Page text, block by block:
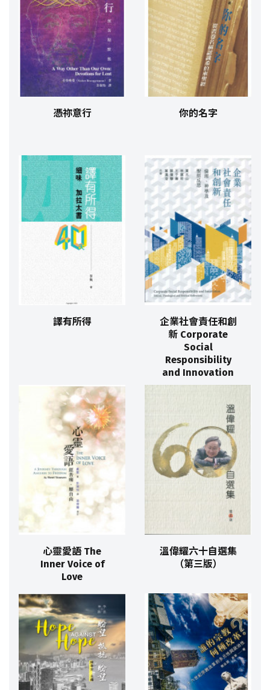
憑祢意行 你的名字
譯有所得
企業社會責任和創
新 Corporate
Social
Responsibility
and Innovation
心靈愛語 The
Inner Voice of
Love
溫偉耀六十自選集
（第三版）